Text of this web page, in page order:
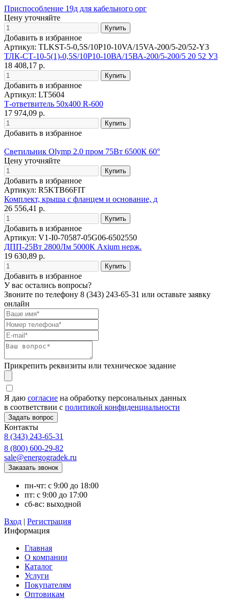
Приспособление 19д для кабельного орг
Цену уточняйте
Добавить в избранное
Артикул: TLKST-5-0,5S/10P10-10VA/15VA-200/5-20/52-Y3
ТЛК-СТ-10-5(1)-0,5S/10P10-10ВА/15ВА-200/5-200/5 20 52 У3
18 408,17 р.
Добавить в избранное
Артикул: LT5604
Т-ответвитель 50х400 R-600
17 974,09 р.
Добавить в избранное
Светильник Olymp 2.0 пром 75Вт 6500К 60°
Цену уточняйте
Добавить в избранное
Артикул: R5KTB66FIT
Комплект, крыша с фланцем и основание, д
26 556,41 р.
Добавить в избранное
Артикул: V1-I0-70587-05G06-6502550
ДПП-25Вт 2800Лм 5000К Axium нерж.
19 630,89 р.
Добавить в избранное
У вас остались вопросы?
Звоните по телефону 8 (343) 243-65-31 или оставьте заявку
онлайн
Прикрепить реквизиты или техническое задание
Я даю согласие на обработку персональных данных
в соответствии с политикой конфиденциальности
Контакты
8 (343) 243-65-31
8 (800) 600-29-82
sale@energogradek.ru
пн-чт: с 9:00 до 18:00
пт: с 9:00 до 17:00
сб-вс: выходной
Вход | Регистрация
Информация
Главная
О компании
Каталог
Услуги
Покупателям
Оптовикам